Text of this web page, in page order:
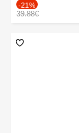
-21%
39.88€